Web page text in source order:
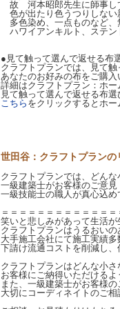
故 河本昭郎先生に師事し
色が出たり色うつりしない
多色染め、一点ものなど、
ハワイアンキルト、ステン
●見て触って選んで返せる布
クラフトプランでは、見て触
あなたのお好みの布をご購入
詳細はクラフトプラン：ホー
見て触って選んで返せる布選
こちら をクリックするとホー
世田谷：クラフトプランの
クラフトプランでは、どんな
一級建築士がお客様のご意見
一級技能士の職人が真心込め
＝＝＝＝＝＝＝＝＝＝＝＝
笑いと悲しみがあって生活が
クラフトプランはうるおいの
大手施工会社にて施工実績多
下請け流通コストを削減し、
クラフトプランはどんな小さ
お客様にご納得いただけるよ
また、一級建築士がお客様
大切にコーディネイトのご相